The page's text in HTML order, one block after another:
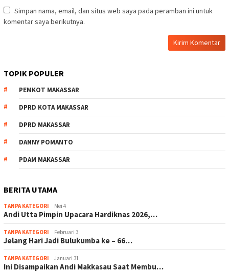
Simpan nama, email, dan situs web saya pada peramban ini untuk
komentar saya berikutnya.
TOPIK POPULER
PEMKOT MAKASSAR
DPRD KOTA MAKASSAR
DPRD MAKASSAR
DANNY POMANTO
PDAM MAKASSAR
BERITA UTAMA
TANPA KATEGORI Mei 4
Andi Utta Pimpin Upacara Hardiknas 2026,…
TANPA KATEGORI Februari 3
Jelang Hari Jadi Bulukumba ke – 66…
TANPA KATEGORI Januari 31
Ini Disampaikan Andi Makkasau Saat Membu…